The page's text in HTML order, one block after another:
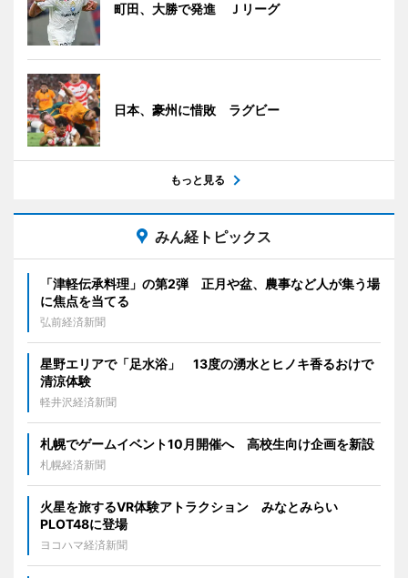
町田、大勝で発進 Ｊリーグ
日本、豪州に惜敗 ラグビー
もっと見る
みん経トピックス
「津軽伝承料理」の第2弾 正月や盆、農事など人が集う場
に焦点を当てる
弘前経済新聞
星野エリアで「足水浴」 13度の湧水とヒノキ香るおけで
清涼体験
軽井沢経済新聞
札幌でゲームイベント10月開催へ 高校生向け企画を新設
札幌経済新聞
火星を旅するVR体験アトラクション みなとみらい
PLOT48に登場
ヨコハマ経済新聞